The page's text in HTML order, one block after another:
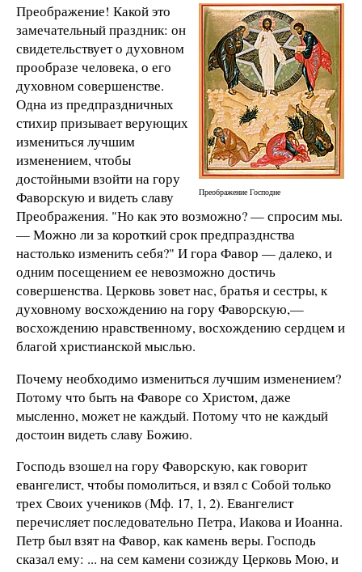
Преображение Господне
Преображение! Какой это
замечательный праздник: он
свидетельствует о духовном
прообразе человека, о его
духовном совершенстве.
Одна из предпраздничных
стихир призывает верующих
измениться лучшим
изменением, чтобы
достойными взойти на гору
Фаворскую и видеть славу
Преображения. "Но как это возможно? — спросим мы.
— Можно ли за короткий срок предпразднства
настолько изменить себя?" И гора Фавор — далеко, и
одним посещением ее невозможно достичь
совершенства. Церковь зовет нас, братья и сестры, к
духовному восхождению на гору Фаворскую,—
восхождению нравственному, восхождению сердцем и
благой христианской мыслью.
Почему необходимо измениться лучшим изменением?
Потому что быть на Фаворе со Христом, даже
мысленно, может не каждый. Потому что не каждый
достоин видеть славу Божию.
Господь взошел на гору Фаворскую, как говорит
евангелист, чтобы помолиться, и взял с Собой только
трех Своих учеников (Мф. 17, 1, 2). Евангелист
перечисляет последовательно Петра, Иакова и Иоанна.
Петр был взят на Фавор, как камень веры. Господь
сказал ему: ... на сем камени созижду Церковь Мою, и